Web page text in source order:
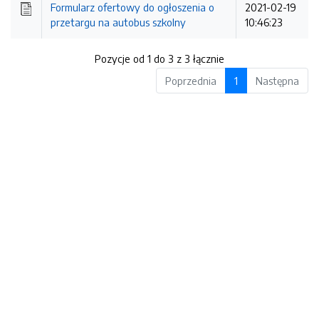
Formularz ofertowy do ogłoszenia o
przetargu na autobus szkolny
2021-02-19
10:46:23
Pozycje od 1 do 3 z 3 łącznie
Poprzednia
1 Następna